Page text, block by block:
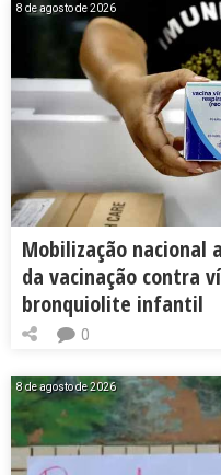
8 de agosto de 2026
Mobilização nacional
da vacinação contra
bronquiolite infantil
0
8 de agosto de 2026